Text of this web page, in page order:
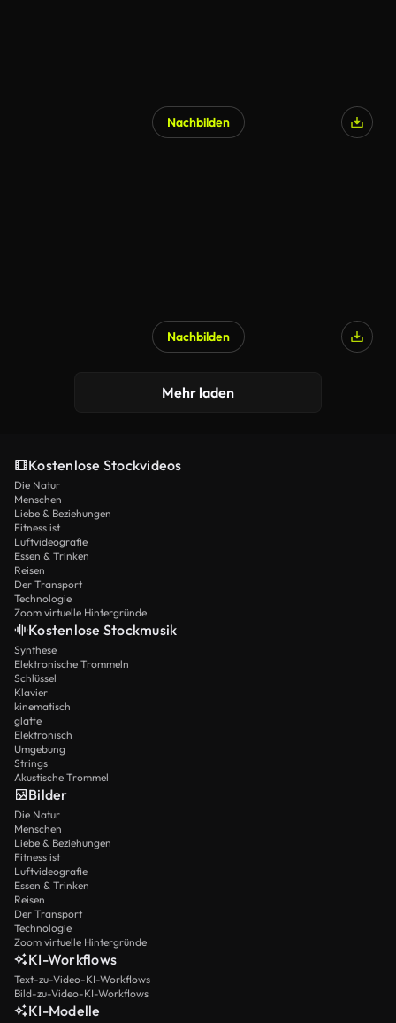
Nachbilden
Nachbilden
Mehr laden
Kostenlose Stockvideos
Die Natur
Menschen
Liebe & Beziehungen
Fitness ist
Luftvideografie
Essen & Trinken
Reisen
Der Transport
Technologie
Zoom virtuelle Hintergründe
Kostenlose Stockmusik
Synthese
Elektronische Trommeln
Schlüssel
Klavier
kinematisch
glatte
Elektronisch
Umgebung
Strings
Akustische Trommel
Bilder
Die Natur
Menschen
Liebe & Beziehungen
Fitness ist
Luftvideografie
Essen & Trinken
Reisen
Der Transport
Technologie
Zoom virtuelle Hintergründe
KI-Workflows
Text-zu-Video-KI-Workflows
Bild-zu-Video-KI-Workflows
KI-Modelle